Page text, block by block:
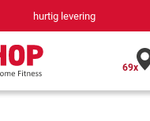
gennem 42 år
69x